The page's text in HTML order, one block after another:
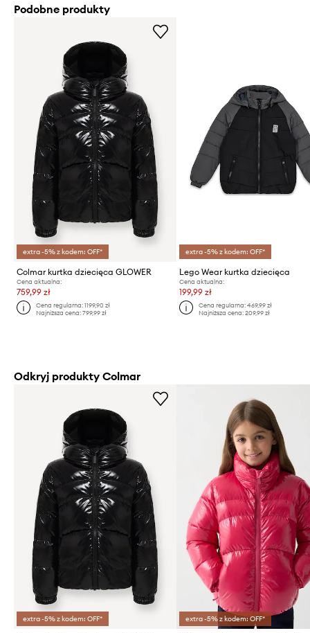
Podobne produkty
extra -5% z kodem: OFF*
Colmar kurtka dziecięca GLOWER
Cena aktualna:
759,99 zł
Cena regularna:1199,90 zł
Najniższa cena:799,99 zł
extra -5% z kodem: OFF*
Lego Wear kurtka dziecięca
Cena aktualna:
199,99 zł
Cena regularna: 469,99 zł
Najniższa cena: 209,99 zł
Odkryj produkty Colmar
extra -5% z kodem: OFF* extra -5% z kodem: OFF*